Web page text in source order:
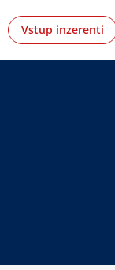
Vstup inzerenti